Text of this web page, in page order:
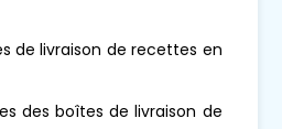
de livraison de recettes en
des boîtes de livraison de